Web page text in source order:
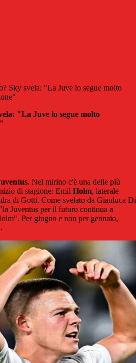
Sky svela: "La Juve lo segue molto
"La Juve lo segue molto
. Nel mirino c'è una delle più
di stagione: Emil Holm, laterale
di Gotti. Come svelato da Gianluca Di
Juventus per il futuro continua a
Per giugno e non per gennaio,